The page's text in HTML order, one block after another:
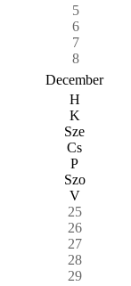
5
6
7
8
December
H
K
Sze
Cs
P
Szo
V
25
26
27
28
29